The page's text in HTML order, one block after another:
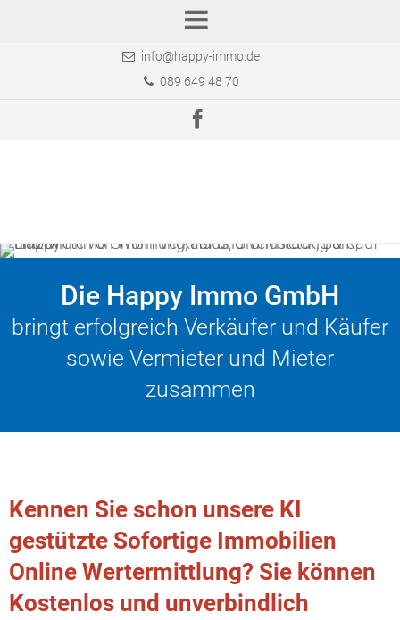
info@happy-immo.de
089 649 48 70
Die Happy Immo GmbH
bringt erfolgreich Verkäufer und Käufer
sowie Vermieter und Mieter
zusammen
Kennen Sie schon unsere KI
gestützte Sofortige Immobilien
Online Wertermittlung? Sie können
Kostenlos und unverbindlich